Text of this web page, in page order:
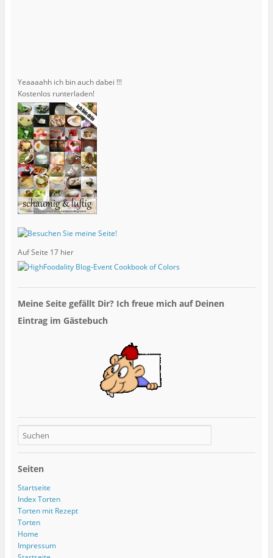
Yeaaaahh ich bin auch dabei !!!
Kostenlos runterladen!
Auf Seite 17 hier
Meine Seite gefällt Dir? Ich freue mich auf Deinen
Eintrag im Gästebuch
Seiten
Startseite
Index Torten
Torten mit Rezept
Torten
Home
Impressum